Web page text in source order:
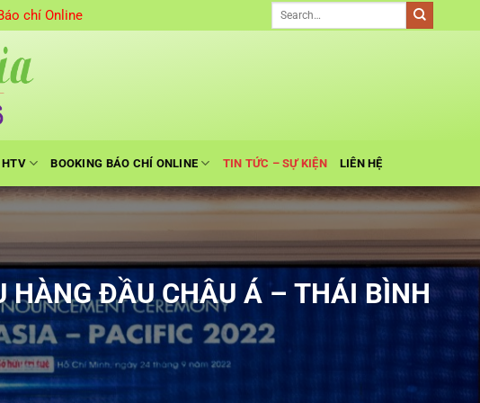
chí Online
HTV BOOKING BÁO CHÍ ONLINE TIN TỨC – SỰ KIỆN LIÊN HỆ
HÀNG ĐẦU CHÂU Á – THÁI BÌNH